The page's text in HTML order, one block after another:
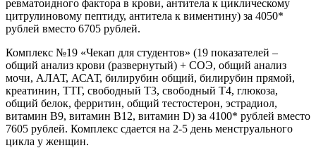
ревматоидного фактора в крови, антитела к циклическому
цитрулиновому пептиду, антитела к виментину) за 4050*
рублей вместо 6705 рублей.
Комплекс №19 «Чекап для студентов» (19 показателей –
общий анализ крови (развернутый) + СОЭ, общий анализ
мочи, АЛАТ, АСАТ, билирубин общий, билирубин прямой,
креатинин, ТТГ, свободный Т3, свободный Т4, глюкоза,
общий белок, ферритин, общий тестостерон, эстрадиол,
витамин В9, витамин В12, витамин D) за 4100* рублей вместо
7605 рублей. Комплекс сдается на 2-5 день менструального
цикла у женщин.